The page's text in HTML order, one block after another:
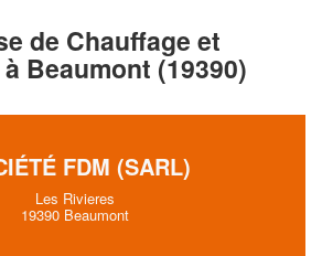
de Chauffage et
Beaumont (19390)
FDM (SARL)
Les Rivieres
19390 Beaumont
Augmentez votrechiffre d'affaires
vosmargestout en gagnant de
En savoir plus